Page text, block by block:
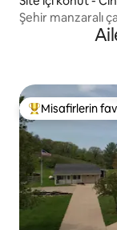
Şehir manzaralı
Misafirlerin
Misafirlerin